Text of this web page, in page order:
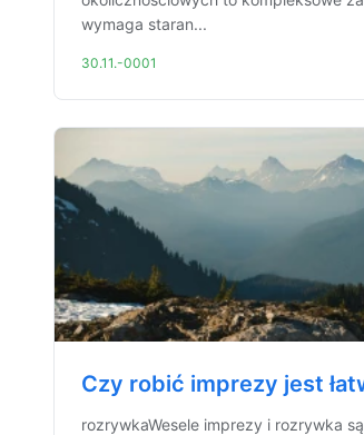
wymaga staran...
30.11.-0001
Czy robić imprezy jest
rozrywkaWesele imprezy i rozrywka są